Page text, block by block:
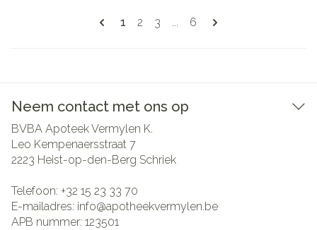
Pagina's
U lees momenteel pagina
1 Pagina
2 Pagina
3 ... Pagina
6
Neem contact met ons op
BVBA Apoteek Vermylen K.
Leo Kempenaersstraat 7
2223 Heist-op-den-Berg Schriek
Telefoon: +32 15 23 33 70
E-mailadres: info@apotheekvermylen.be
APB nummer: 123501